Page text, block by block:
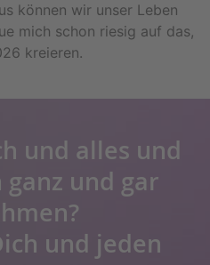
können wir unser Leben
mich schon riesig auf das,
kreieren.
und alles und
und gar
und jeden